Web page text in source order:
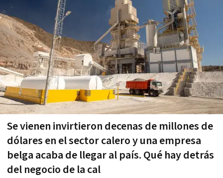
Se vienen invirtieron decenas de millones de
dólares en el sector calero y una empresa
belga acaba de llegar al país. Qué hay detrás
del negocio de la cal